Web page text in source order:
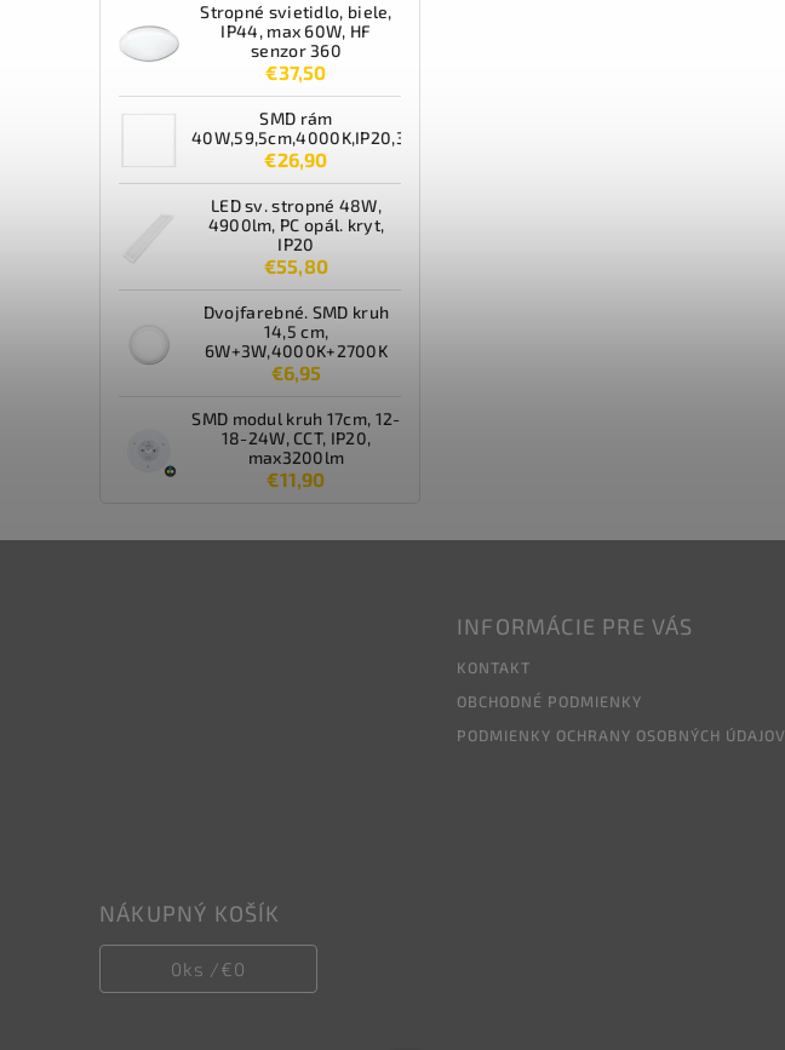
Stropné svietidlo, biele,
IP44, max 60W, HF
senzor 360
€37,50
SMD rám
40W,59,5cm,4000K,IP20,3600lm,biely
€26,90
LED sv. stropné 48W,
4900lm, PC opál. kryt,
IP20
€55,80
Dvojfarebné. SMD kruh
14,5 cm,
6W+3W,4000K+2700K
€6,95
SMD modul kruh 17cm, 12-
18-24W, CCT, IP20,
max3200lm
€11,90
INFORMÁCIE PRE VÁS
KONTAKT
OBCHODNÉ PODMIENKY
PODMIENKY OCHRANY OSOBNÝCH ÚDAJOV
NÁKUPNÝ KOŠÍK
0ks /€0